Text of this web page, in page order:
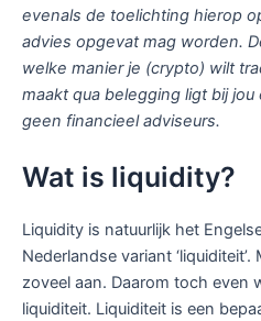
evenals de toelichting hierop
advies opgevat mag worden.
welke manier je (crypto) wilt
maakt qua belegging ligt bij jou
geen financieel adviseurs.
Wat is liquidity?
Liquidity is natuurlijk het
Nederlandse variant
zoveel aan. Daarom toch even
liquiditeit. Liquiditeit is een